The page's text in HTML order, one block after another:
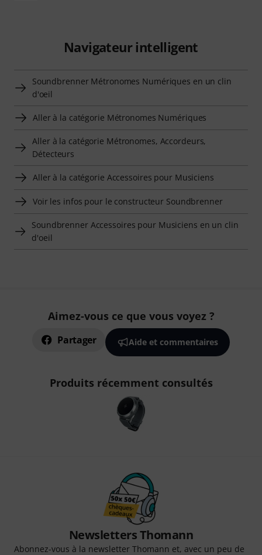
Navigateur intelligent
Soundbrenner Métronomes Numériques en un clin
d'oeil
Aller à la catégorie Métronomes Numériques
Aller à la catégorie Métronomes, Accordeurs,
Détecteurs
Aller à la catégorie Accessoires pour Musiciens
Voir les infos pour le constructeur Soundbrenner
Soundbrenner Accessoires pour Musiciens en un clin
d'oeil
Aimez-vous ce que vous voyez ?
Partager Aide et commentaires
Produits récemment consultés
Newsletters Thomann
Abonnez-vous à la newsletter Thomann et, avec un peu de